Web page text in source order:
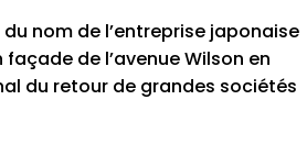
du nom de l’entreprise japonaise
de l’avenue Wilson en
du retour de grandes sociétés